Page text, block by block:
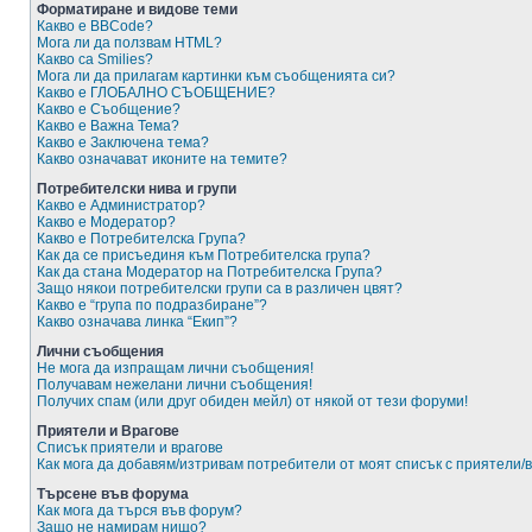
Форматиране и видове теми
Какво е BBCode?
Мога ли да ползвам HTML?
Какво са Smilies?
Мога ли да прилагам картинки към съобщенията си?
Какво е ГЛОБАЛНО СЪОБЩЕНИЕ?
Какво е Съобщение?
Какво е Важна Тема?
Какво е Заключена тема?
Какво означават иконите на темите?
Потребителски нива и групи
Какво е Администратор?
Какво е Модератор?
Какво е Потребителска Група?
Как да се присъединя към Потребителска група?
Как да стана Модератор на Потребителска Група?
Защо някои потребителски групи са в различен цвят?
Какво е “група по подразбиране”?
Какво означава линка “Екип”?
Лични съобщения
Не мога да изпращам лични съобщения!
Получавам нежелани лични съобщения!
Получих спам (или друг обиден мейл) от някой от тези форуми!
Приятели и Врагове
Списък приятели и врагове
Как мога да добавям/изтривам потребители от моят списък с приятели/
Търсене във форума
Как мога да търся във форум?
Защо не намирам нищо?